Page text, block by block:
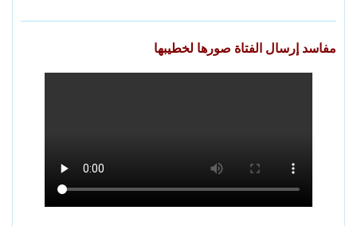
مفاسد إرسال الفتاة صورها لخطيبها